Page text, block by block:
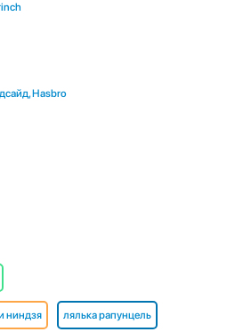
Hasbro
ниндзя лялька рапунцель